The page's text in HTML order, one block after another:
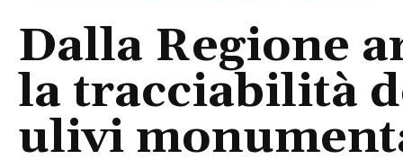
Dalla Regione
la tracciabilità
ulivi